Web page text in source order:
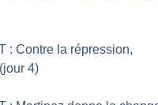
: Contre la répression,
4)